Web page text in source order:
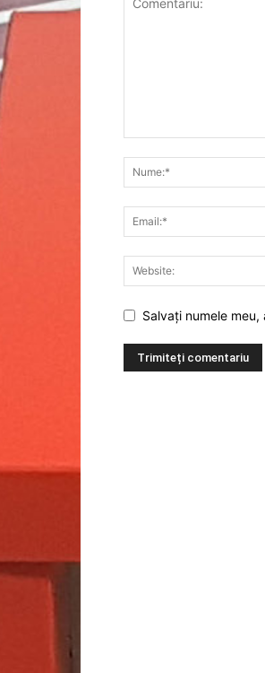
Salvați numele